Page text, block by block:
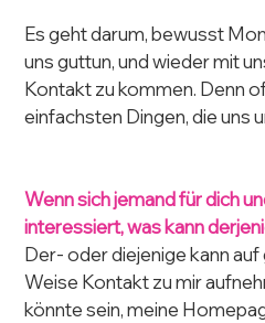
Es geht darum, bewusst
uns guttun, und wieder mit
Kontakt zu kommen. Denn
einfachsten Dingen, die uns
Wenn sich jemand für dich
interessiert, was kann
Der- oder diejenige kann
Weise Kontakt zu mir
könnte sein, meine